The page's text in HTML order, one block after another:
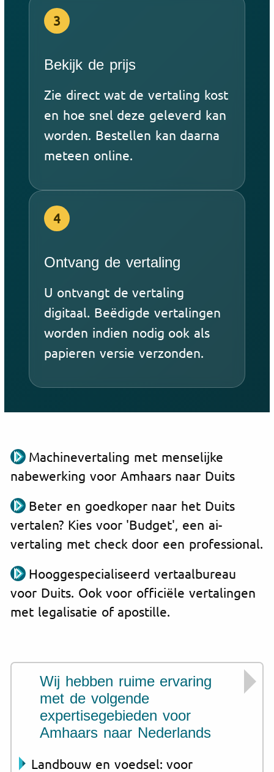
3
Bekijk de prijs
Zie direct wat de vertaling kost
en hoe snel deze geleverd kan
worden. Bestellen kan daarna
meteen online.
4
Ontvang de vertaling
U ontvangt de vertaling
digitaal. Beëdigde vertalingen
worden indien nodig ook als
papieren versie verzonden.
Machinevertaling met menselijke
nabewerking voor Amhaars naar Duits
Beter en goedkoper naar het Duits
vertalen? Kies voor 'Budget', een ai-
vertaling met check door een professional.
Hooggespecialiseerd vertaalbureau
voor Duits. Ook voor officiële vertalingen
met legalisatie of apostille.
Wij hebben ruime ervaring
met de volgende
expertisegebieden voor
Amhaars naar Nederlands
Landbouw en voedsel: voor